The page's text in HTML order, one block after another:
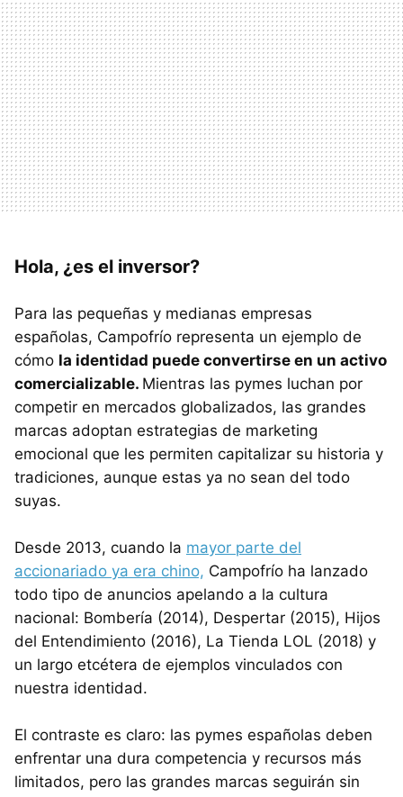
Hola, ¿es el inversor?
Para las pequeñas y medianas empresas
españolas, Campofrío representa un ejemplo de
cómo la identidad puede convertirse en un activo
comercializable. Mientras las pymes luchan por
competir en mercados globalizados, las grandes
marcas adoptan estrategias de marketing
emocional que les permiten capitalizar su historia y
tradiciones, aunque estas ya no sean del todo
suyas.
Desde 2013, cuando la mayor parte del
accionariado ya era chino, Campofrío ha lanzado
todo tipo de anuncios apelando a la cultura
nacional: Bombería (2014), Despertar (2015), Hijos
del Entendimiento (2016), La Tienda LOL (2018) y
un largo etcétera de ejemplos vinculados con
nuestra identidad.
El contraste es claro: las pymes españolas deben
enfrentar una dura competencia y recursos más
limitados, pero las grandes marcas seguirán sin